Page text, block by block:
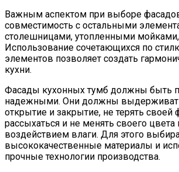
Важным аспектом при выборе
совместимость с остальными
столешницами, утопленными мойками,
Использование сочетающихся по
элементов позволяет создать
кухни.
Фасады кухонных тумб должны быть
надежными. Они должны
открытие и закрытие, не терять
рассыхаться и не менять своего цвета
воздействием влаги. Для этого
высококачественные материалы и
прочные технологии производства.